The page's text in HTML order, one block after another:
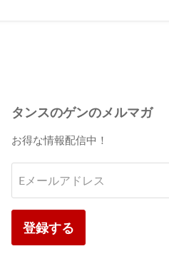
タンスのゲンのメルマガ
お得な情報配信中！
Eメールアドレス
登録する